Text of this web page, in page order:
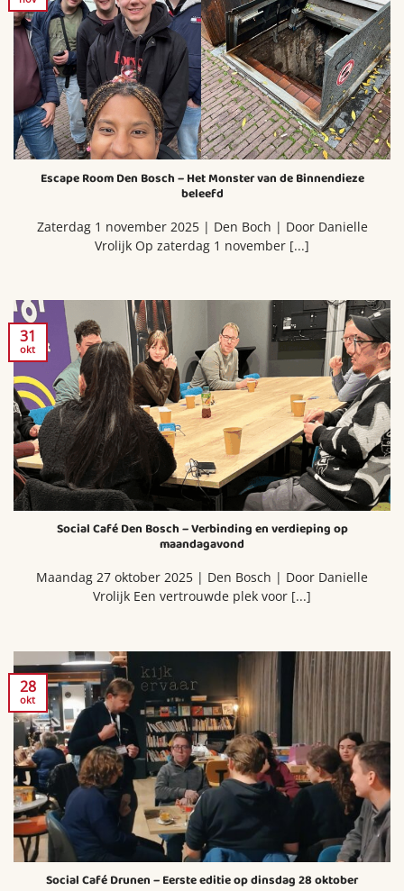
Escape Room Den Bosch – Het Monster van de Binnendieze
beleefd
Zaterdag 1 november 2025 | Den Boch | Door Danielle
Vrolijk Op zaterdag 1 november [...]
Social Café Den Bosch – Verbinding en verdieping op
maandagavond
Maandag 27 oktober 2025 | Den Bosch | Door Danielle
Vrolijk Een vertrouwde plek voor [...]
31
okt
Social Café Drunen – Eerste editie op dinsdag 28 oktober
28
okt